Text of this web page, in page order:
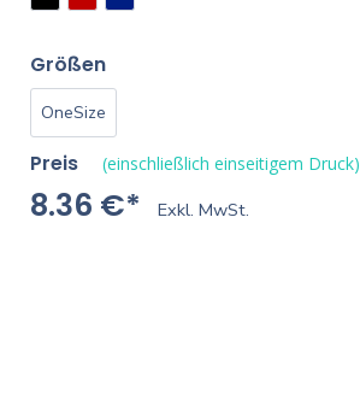
Größen
OneSize
Preis (einschließlich einseitigem Druck)
8.36 €* Exkl. MwSt.